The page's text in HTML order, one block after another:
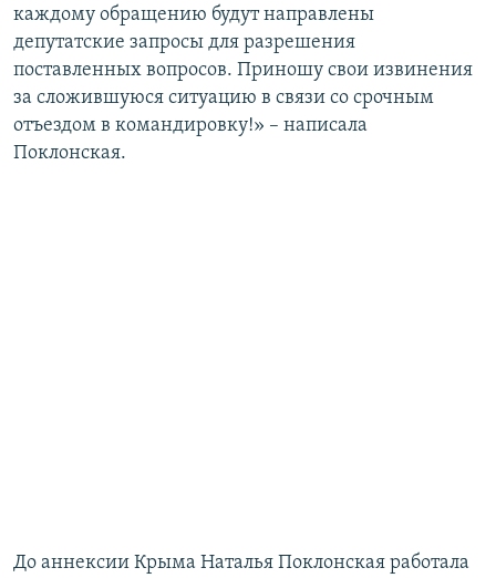
каждому обращению будут направлены
депутатские запросы для разрешения
поставленных вопросов. Приношу свои извинения
за сложившуюся ситуацию в связи со срочным
отъездом в командировку!» – написала
Поклонская.
До аннексии Крыма Наталья Поклонская работала